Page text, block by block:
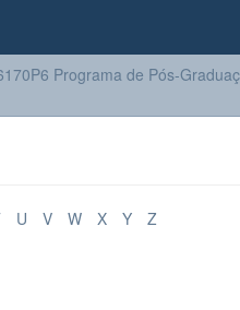
Programa de Pós-
U V W X Y Z